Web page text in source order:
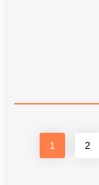
1 2